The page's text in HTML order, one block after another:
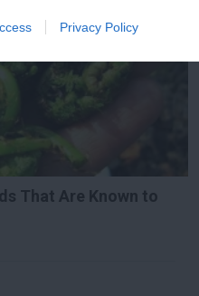
Privacy Policy
That Are Known to